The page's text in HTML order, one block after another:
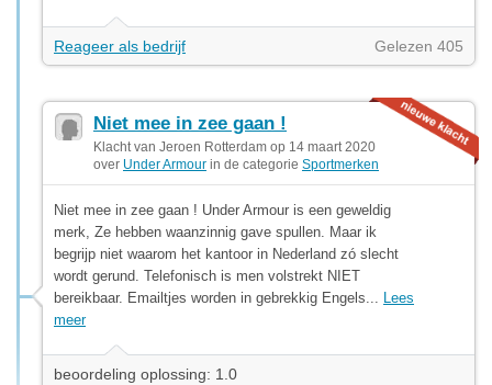
Reageer als bedrijf Gelezen 405
Niet mee in zee gaan !
Klacht van Jeroen Rotterdam op 14 maart 2020
over Under Armour in de categorie Sportmerken
Niet mee in zee gaan ! Under Armour is een geweldig
merk, Ze hebben waanzinnig gave spullen. Maar ik
begrijp niet waarom het kantoor in Nederland zó slecht
wordt gerund. Telefonisch is men volstrekt NIET
bereikbaar. Emailtjes worden in gebrekkig Engels... Lees
meer
beoordeling oplossing: 1.0